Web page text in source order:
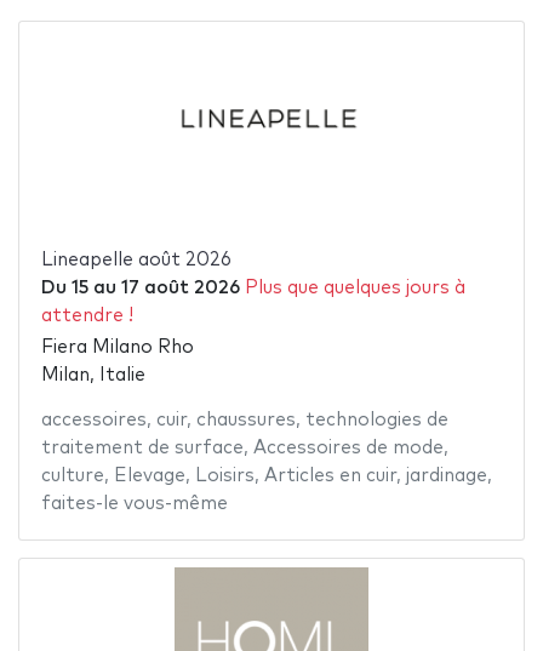
Lineapelle août 2026
Du 15au 17 août 2026 Plus que quelques jours à
attendre !
Fiera Milano Rho
Milan, Italie
accessoires, cuir, chaussures, technologies de
traitement de surface, Accessoires de mode,
culture, Elevage, Loisirs, Articles en cuir, jardinage,
faites-le vous-même